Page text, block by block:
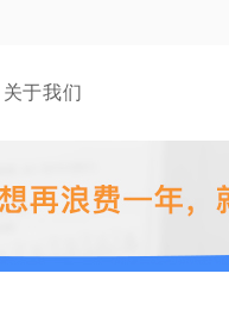
关于我们